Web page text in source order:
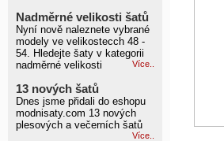
Nadměrné velikosti šatů
Nyní nově naleznete vybrané
modely ve velikostecch 48 -
54. Hledejte šaty v kategorii
nadměrné velikosti
Více..
13 nových šatů
Dnes jsme přidali do eshopu
modnisaty.com 13 nových
plesových a večerních šatů
Více..